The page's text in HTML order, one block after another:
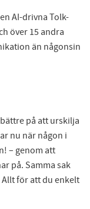
AI-drivna Tolk-
över 15 andra
än någonsin
på att urskilja
nu när någon i
– genom att
på. Samma sak
för att du enkelt